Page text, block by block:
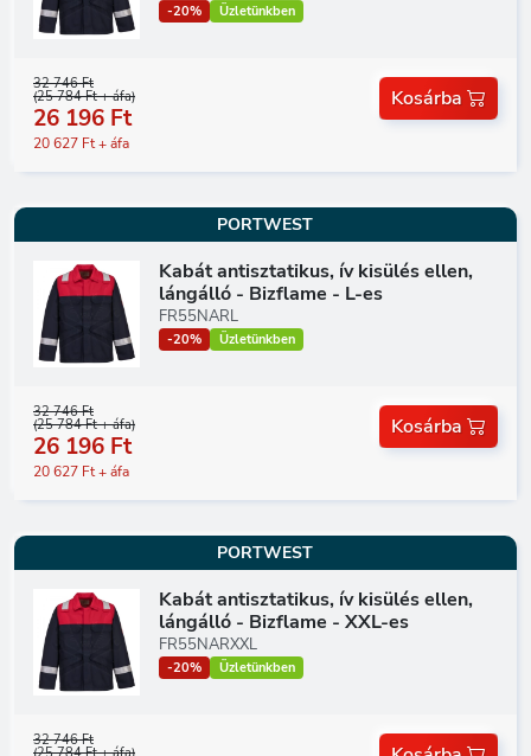
-20% Üzletünkben
32 746 Ft
(25 784 Ft + áfa)
26 196 Ft
20 627 Ft + áfa
Kosárba
PORTWEST
Kabát antisztatikus, ív kisülés ellen,
lángálló - Bizflame - L-es
FR55NARL
-20% Üzletünkben
32 746 Ft
(25 784 Ft + áfa)
26 196 Ft
20 627 Ft + áfa
Kosárba
PORTWEST
Kabát antisztatikus, ív kisülés ellen,
lángálló - Bizflame - XXL-es
FR55NARXXL
-20% Üzletünkben
32 746 Ft